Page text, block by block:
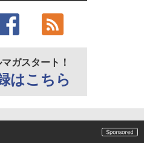
マガスタート！
はこちら